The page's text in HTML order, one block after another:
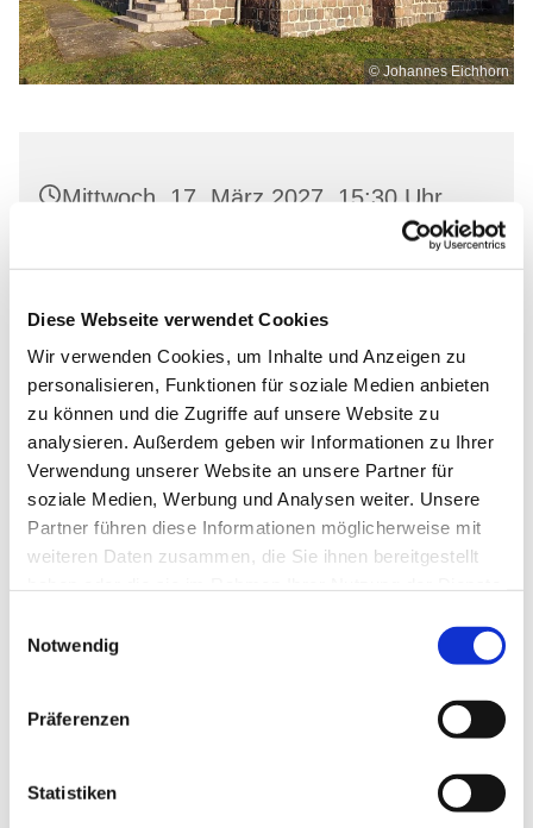
Diese Webseite verwendet Cookies
Wir verwenden Cookies, um Inhalte und Anzeigen zu
personalisieren, Funktionen für soziale Medien anbieten
zu können und die Zugriffe auf unsere Website zu
analysieren. Außerdem geben wir Informationen zu Ihrer
Verwendung unserer Website an unsere Partner für
soziale Medien, Werbung und Analysen weiter. Unsere
Partner führen diese Informationen möglicherweise mit
weiteren Daten zusammen, die Sie ihnen bereitgestellt
Notwendig
Präferenzen
Statistiken
© Johannes Eichhorn
Mittwoch, 17. März 2027, 15:30 Uhr